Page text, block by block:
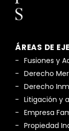
ÁREAS DE
Fusiones y
Derecho
Derecho
Litigación y
Empresa
Propiedad